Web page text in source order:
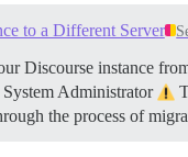
to a Different Server
Discourse instance
Administrator
the process of